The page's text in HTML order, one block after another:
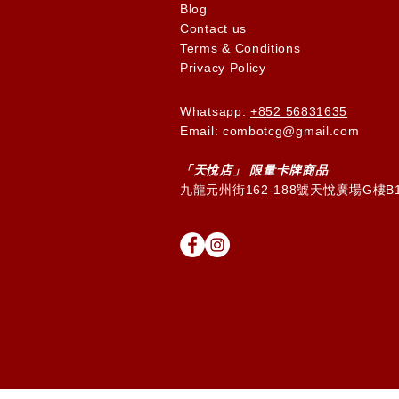
Blog
Contact us
Terms & Conditions
Privacy Policy
Whatsapp: +852 56831635
Email: combotcg@gmail.com
「天悅店」 限量卡牌商品
九龍元州街162-188號天悅廣場G樓